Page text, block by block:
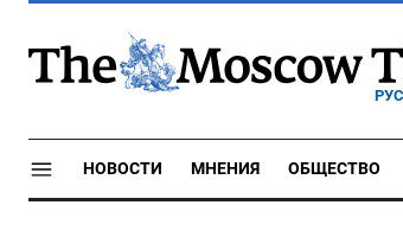
НОВОСТИ МНЕНИЯ ОБЩЕСТВО